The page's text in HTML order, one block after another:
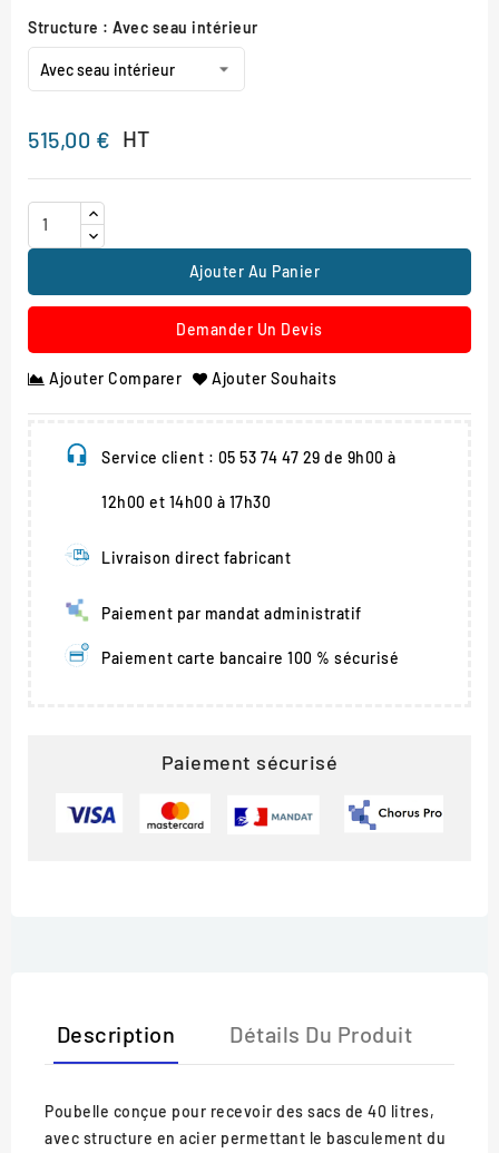
Structure : Avec seau intérieur
515,00 € HT
Ajouter Au Panier
Demander Un Devis
Ajouter Comparer Ajouter Souhaits
Service client : 05 53 74 47 29 de 9h00 à
12h00 et 14h00 à 17h30
Livraison direct fabricant
Paiement par mandat administratif
Paiement carte bancaire 100 % sécurisé
Paiement sécurisé
Description Détails Du Produit
Poubelle conçue pour recevoir des sacs de 40 litres,
avec structure en acier permettant le basculement du